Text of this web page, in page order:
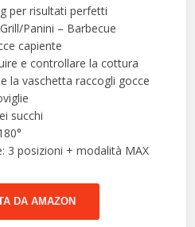
per risultati perfetti
Panini – Barbecue
capiente
e controllare la cottura
la vaschetta raccogli gocce
succhi
3 posizioni + modalità MAX
DA AMAZON